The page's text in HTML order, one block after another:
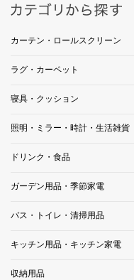
カーテン・ロールスクリーン
ラグ・カーペット
寝具・クッション
照明・ミラー・時計・生活雑貨
ドリンク・食品
ガーデン用品・季節家電
バス・トイレ・清掃用品
キッチン用品・キッチン家電
収納用品